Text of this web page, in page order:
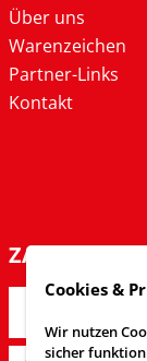
Über uns
Warenzeichen
Partner-Links
Kontakt
ZAHLARTEN
Cookies &
Wir nutzen
sicher